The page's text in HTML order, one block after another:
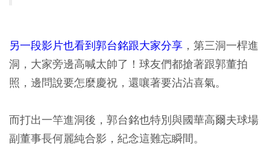
另一段影片也看到郭台銘跟大家分享 ，第三洞一桿進
洞，大家旁邊高喊太帥了！球友們都搶著跟郭董拍
照，邊問說要怎麼慶祝，還嚷著要沾沾喜氣。
而打出一竿進洞後，郭台銘也特別與國華高爾夫球場
副董事長何麗純合影，紀念這難忘瞬間。